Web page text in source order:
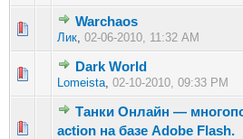
Warchaos
Лик, 02-06-2010, 11:32 AM
0 голос(ов) - 0 из 5 в среднем
Dark World
Lomeista, 02-10-2010, 09:33 PM
0 голос(ов) - 0 из 5 в среднем
Танки Онлайн —
action на базе Adobe Flash.
0 голос(ов) - 0 из 5 в среднем
1234 5